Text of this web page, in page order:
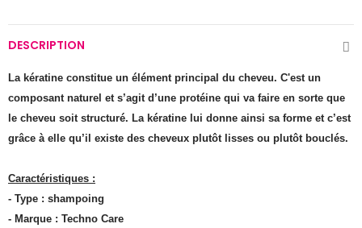
DESCRIPTION
La kératine constitue un élément principal du cheveu. C'est un
composant naturel et s’agit d’une protéine qui va faire en sorte que
le cheveu soit structuré. La kératine lui donne ainsi sa forme et c’est
grâce à elle qu’il existe des cheveux plutôt lisses ou plutôt bouclés.
Caractéristiques :
- Type : shampoing
- Marque : Techno Care